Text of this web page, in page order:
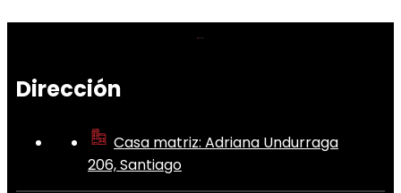
Dirección
Casa matriz: Adriana Undurraga
206, Santiago